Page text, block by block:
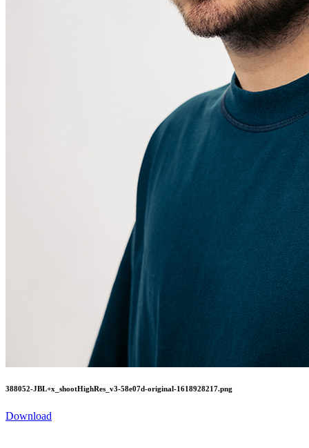
388052-JBL+x_shootHighRes_v3-58e07d-original-1618928217.png
Download